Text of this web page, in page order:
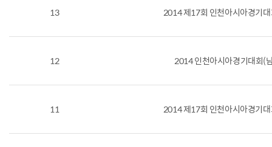
13 2014 제17회 인천아시아경기
12 2014 인천아시아경기대회(
11 2014 제17회 인천아시아경기